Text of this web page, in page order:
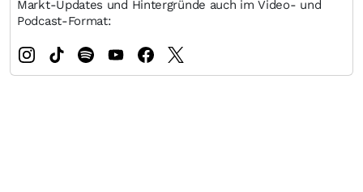
Markt-Updates und Hintergründe auch im Video- und
Podcast-Format: